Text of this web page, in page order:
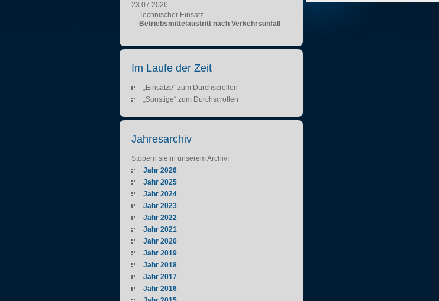
23.07.2026
Technischer Einsatz
Betriebsmittelaustritt nach Verkehrsunfall
Im Laufe der Zeit
„Einsätze“ zum Durchscrollen
„Sonstige“ zum Durchscrollen
Jahresarchiv
Stöbern sie in unserem Archiv!
Jahr 2026
Jahr 2025
Jahr 2024
Jahr 2023
Jahr 2022
Jahr 2021
Jahr 2020
Jahr 2019
Jahr 2018
Jahr 2017
Jahr 2016